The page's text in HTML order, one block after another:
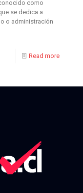
como
se dedica a
o administración
Read more